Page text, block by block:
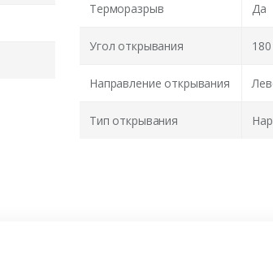
Терморазрыв Да
Угол открывания
Направление открывания
Тип открывания